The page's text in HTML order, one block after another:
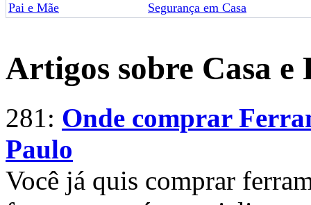
Pai e Mãe
Segurança em Casa
Artigos sobre Casa e
281: Onde comprar
Paulo
Você já quis comprar